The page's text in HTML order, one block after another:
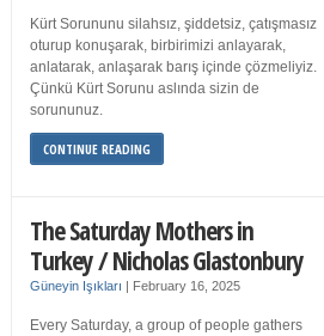
Kürt Sorununu silahsız, şiddetsiz, çatışmasız
oturup konuşarak, birbirimizi anlayarak,
anlatarak, anlaşarak barış içinde çözmeliyiz.
Çünkü Kürt Sorunu aslında sizin de
sorununuz.
CONTINUE READING
The Saturday Mothers in
Turkey / Nicholas Glastonbury
Güneyin Işıkları | February 16, 2025
Every Saturday, a group of people gathers